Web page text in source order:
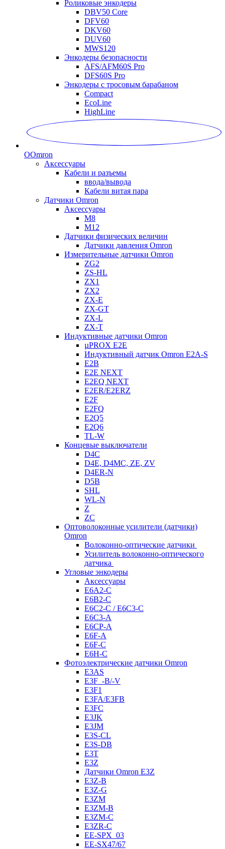
Роликовые энкодеры
DBV50 Core
DFV60
DKV60
DUV60
MWS120
Энкодеры безопасности
AFS/AFM60S Pro
DFS60S Pro
Энкодеры с тросовым барабаном
Compact
EcoLine
HighLine
OOmron
Аксессуары
Кабели и разъемы
ввода/вывода
Кабели витая пара
Датчики Omron
Аксессуары
M8
M12
Датчики физических величин
Датчики давления Omron
Измерительные датчики Omron
ZG2
ZS-HL
ZX1
ZX2
ZX-E
ZX-GT
ZX-L
ZX-T
Индуктивные датчики Omron
µPROX E2E
Индуктивный датчик Omron E2A-S
E2B
E2E NEXT
E2EQ NEXT
E2ER/E2ERZ
E2F
E2FQ
E2Q5
E2Q6
TL-W
Концевые выключатели
D4C
D4E, D4MC, ZE, ZV
D4ER-N
D5B
SHL
WL-N
Z
ZC
Оптоволоконные усилители (датчики)
Omron
Волоконно-оптические датчики
Усилитель волоконно-оптического
датчика
Угловые энкодеры
Аксессуары
E6A2-C
E6B2-C
E6C2-C / E6C3-C
E6C3-A
E6CP-A
E6F-A
E6F-C
E6H-C
Фотоэлектрические датчики Omron
E3AS
E3F_-B/-V
E3F1
E3FA/E3FB
E3FC
E3JK
E3JM
E3S-CL
E3S-DB
E3T
E3Z
Датчики Omron E3Z
E3Z-B
E3Z-G
E3ZM
E3ZM-B
E3ZM-C
E3ZR-C
EE-SPX_03
EE-SX47/67